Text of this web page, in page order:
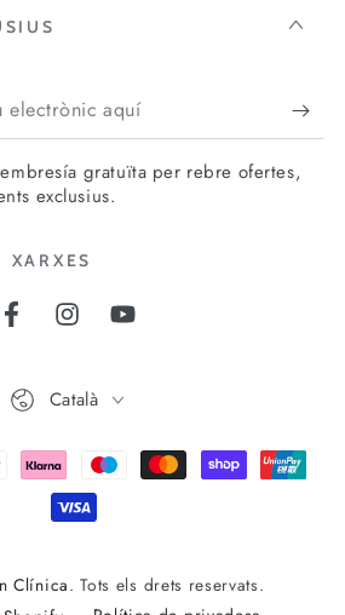
gratuïta per rebre ofertes,
exclusius.
XARXES
FacebookInstagramYouTube
Clínica. Tots els drets reservats.
Idioma
Català
llista de desitjos i veure
Inicia la sessió